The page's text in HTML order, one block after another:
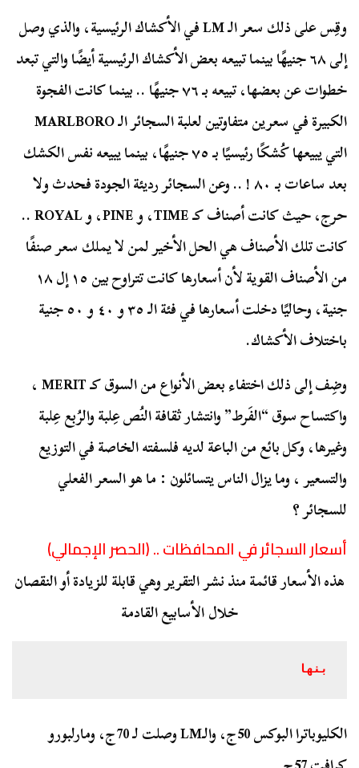
وقِس على ذلك سعر الـ LM في الأكشاك الرئيسية، والذي وصل
إلى ٦٨ جنيهًا بينما تبيعه بعض الأكشاك الرئيسية أيضًا والتي تبعد
خطوات عن بعضها، تبيعه بـ ٧٦ جنيهًا .. بينما كانت الفجوة
الكبيرة في سعرين متفاوتين لعلبة السجائر الـ MARLBORO
التي يبيعها كُشكًا رئيسيًا بـ ٧٥ جنيهًا، بينما يبيعه نفس الكشك
بعد ساعات بـ ٨٠ ! .. وعن السجائر رديئة الجودة فحدث ولا
حرج، حيث كانت أصناف كـ TIME، و PINE، و ROYAL ..
كانت تلك الأصناف هي الحل الأخير لمن لا يملك سعر صنفًا
من الأصناف القوية لأن أسعارها كانت تتراوح بين ١٥ إل ١٨
جنية، وحاليًا دخلت أسعارها في فئة الـ ٣٥ و ٤٠ و ٥٠ جنية
باختلاف الأكشاك.
وضِف إلى ذلك اختفاء بعض الأنواع من السوق كـ MERIT ،
واكتساح سوق “الفَرط” وانتشار ثقافة النُص عِلبة والرُبع عِلبة
وغيرها، وكل بائع من الباعة لديه فلسفته الخاصة في التوزيع
والتسعير ، وما يزال الناس يتسائلون : ما هو السعر الفعلي
للسجائر ؟
أسعار السجائر في المحافظات .. (الحصر الإجمالي)
هذه الأسعار قائمة منذ نشر التقرير وهي قابلة للزيادة أو النقصان
خلال الأسابيع القادمة
بنها
الكليوباترا البوكس 50ج، والـLM وصلت لـ 70ج، ومارلبورو